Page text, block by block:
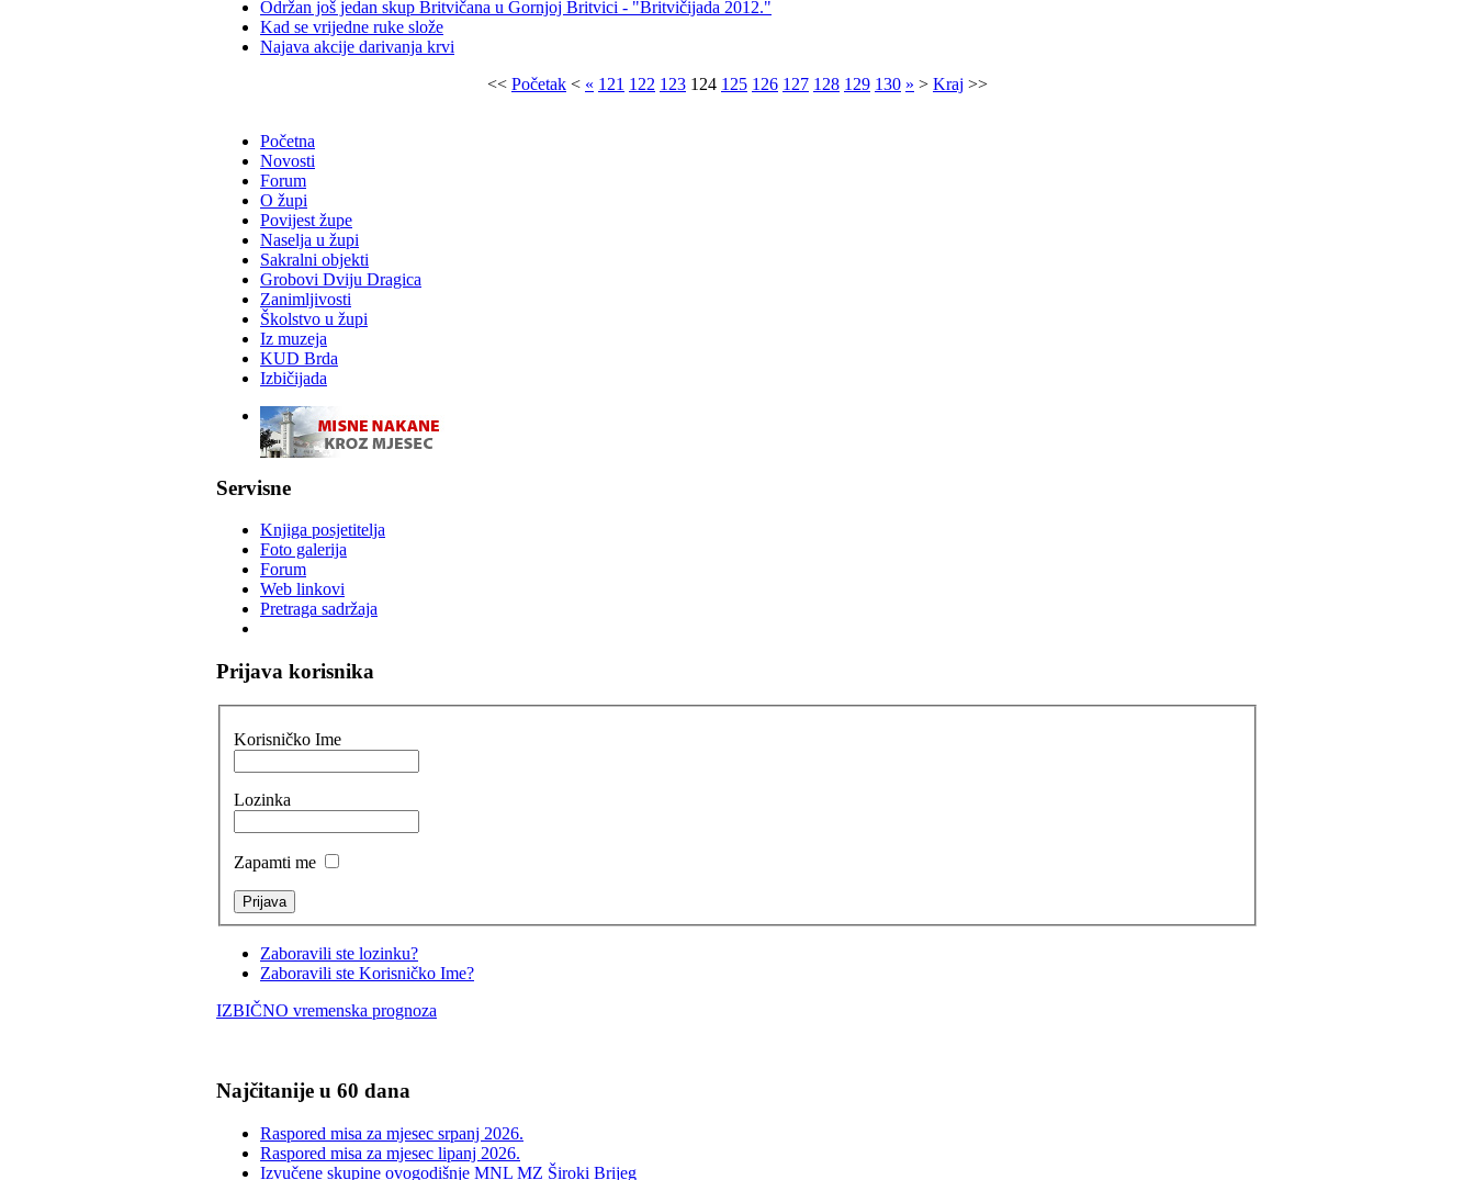
Održan još jedan skup Britvičana u Gornjoj Britvici - "Britvičijada 2012."
Kad se vrijedne ruke slože
Najava akcije darivanja krvi
<< Početak < « 121 122 123 124 125 126 127 128 129 130 » > Kraj >>
Početna
Novosti
Forum
O župi
Povijest župe
Naselja u župi
Sakralni objekti
Grobovi Dviju Dragica
Zanimljivosti
Školstvo u župi
Iz muzeja
KUD Brda
Izbičijada
Servisne
Knjiga posjetitelja
Foto galerija
Forum
Web linkovi
Pretraga sadržaja
Prijava korisnika
Korisničko Ime
Lozinka
Zapamti me
Zaboravili ste lozinku?
Zaboravili ste Korisničko Ime?
IZBIČNO vremenska prognoza
Najčitanije u 60 dana
Raspored misa za mjesec srpanj 2026.
Raspored misa za mjesec lipanj 2026.
Izvučene skupine ovogodišnje MNL MZ Široki Brijeg